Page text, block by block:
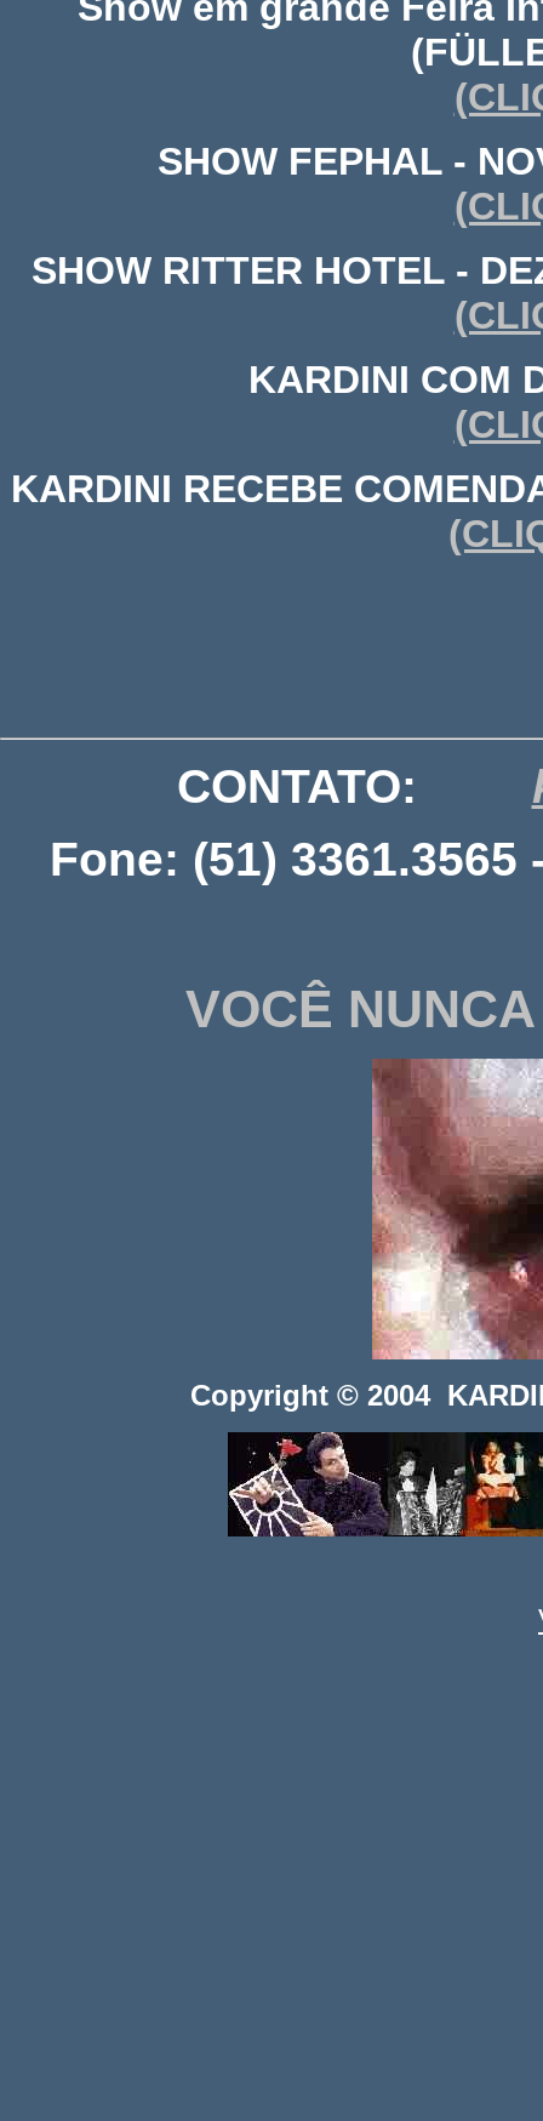
SHOW FEPHAL -
SHOW RITTER HOTEL -
KARDINI COM
KARDINI RECEBE
CONTATO:
Fone: (51) 3361.3565
VOCÊ
Copyright © 2004